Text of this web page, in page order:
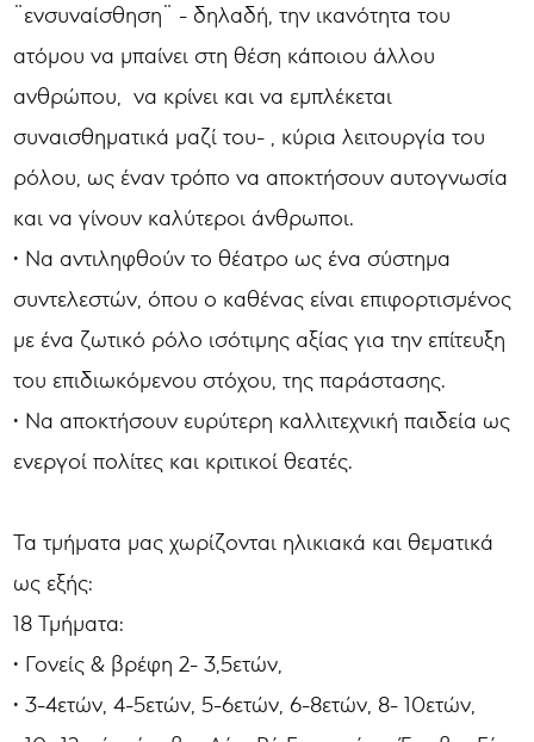
¨ενσυναίσθηση¨ - δηλαδή, την ικανότητα του
ατόμου να μπαίνει στη θέση κάποιου άλλου
ανθρώπου, να κρίνει και να εμπλέκεται
συναισθηματικά μαζί του- , κύρια λειτουργία του
ρόλου, ως έναν τρόπο να αποκτήσουν αυτογνωσία
και να γίνουν καλύτεροι άνθρωποι.
• Να αντιληφθούν το θέατρο ως ένα σύστημα
συντελεστών, όπου ο καθένας είναι επιφορτισμένος
με ένα ζωτικό ρόλο ισότιμης αξίας για την επίτευξη
του επιδιωκόμενου στόχου, της παράστασης.
• Να αποκτήσουν ευρύτερη καλλιτεχνική παιδεία ως
ενεργοί πολίτες και κριτικοί θεατές.
Τα τμήματα μας χωρίζονται ηλικιακά και θεματικά
ως εξής:
18 Τμήματα:
• Γονείς & βρέφη 2- 3,5ετών,
• 3-4ετών, 4-5ετών, 5-6ετών, 6-8ετών, 8- 10ετών,